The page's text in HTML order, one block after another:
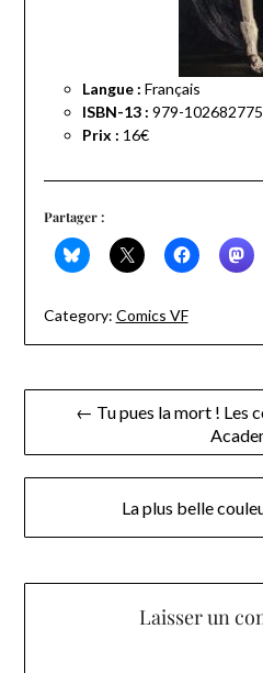
Langue : Français
ISBN-13 : 979-
Prix : 16€
Partager :
Category: Comics VF
Navigation
l’article
← Tu pues la mort ! Les
La plus belle
Laisser un